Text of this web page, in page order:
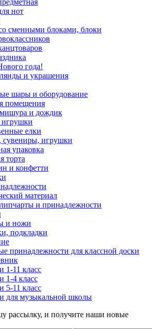
нот
сменными блоками, блоки
года!
и украшения
шары и оборудование
помещения
и дождик
елки
сувениры, игрушки
упаковка
торта
и конфетти
материал
и принадлежности
и ножи
подкладки
принадлежности для классной доски
1-11 класс
1-4 класс
5-11 класс
для музыкальной школы
рассылку, и получите наши новые